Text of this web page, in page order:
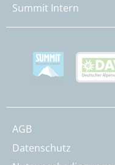
Summit Intern
AGB
Datenschutz